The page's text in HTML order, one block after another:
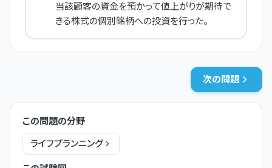
当該顧客の資金を預かって値上がりが期待で
きる株式の個別銘柄への投資を行った。
次の問題
この問題の分野
ライフプランニング